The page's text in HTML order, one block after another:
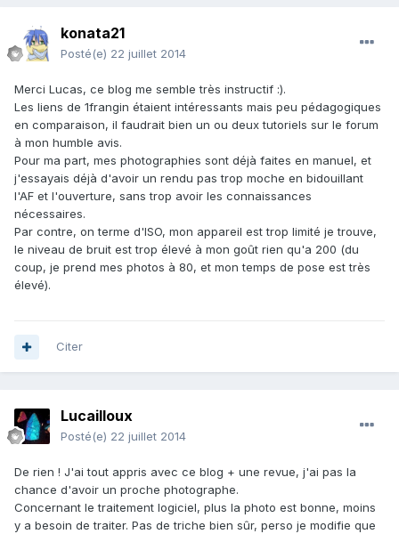
konata21
Posté(e) 22 juillet 2014
Merci Lucas, ce blog me semble très instructif :).
Les liens de 1frangin étaient intéressants mais peu pédagogiques
en comparaison, il faudrait bien un ou deux tutoriels sur le forum
à mon humble avis.
Pour ma part, mes photographies sont déjà faites en manuel, et
j'essayais déjà d'avoir un rendu pas trop moche en bidouillant
l'AF et l'ouverture, sans trop avoir les connaissances
nécessaires.
Par contre, on terme d'ISO, mon appareil est trop limité je trouve,
le niveau de bruit est trop élevé à mon goût rien qu'a 200 (du
coup, je prend mes photos à 80, et mon temps de pose est très
élevé).
Citer
Lucailloux
Posté(e) 22 juillet 2014
De rien ! J'ai tout appris avec ce blog + une revue, j'ai pas la
chance d'avoir un proche photographe.
Concernant le traitement logiciel, plus la photo est bonne, moins
y a besoin de traiter. Pas de triche bien sûr, perso je modifie que